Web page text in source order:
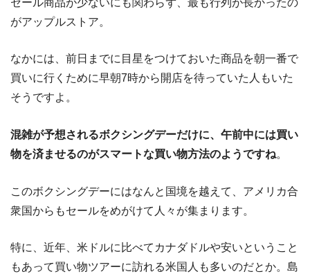
がアップルストア。
なかには、前日までに目星をつけておいた商品を朝一番で
買いに行くために早朝7時から開店を待っていた人もいた
そうですよ。
混雑が予想されるボクシングデーだけに、午前中には買い
物を済ませるのがスマートな買い物方法のようですね。
このボクシングデーにはなんと国境を越えて、アメリカ合
衆国からもセールをめがけて人々が集まります。
特に、近年、米ドルに比べてカナダドルや安いということ
もあって買い物ツアーに訪れる米国人も多いのだとか。島